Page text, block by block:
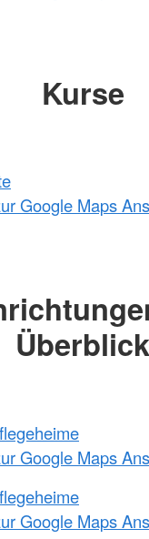
Kurse
Google Maps
Überblick
Google Maps
Google Maps